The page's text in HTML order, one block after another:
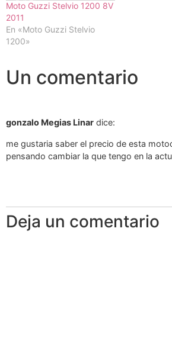
Moto Guzzi Stelvio 1200 8V
2011
En «Moto Guzzi Stelvio
1200»
Un comentario
gonzalo Megias Linar dice:
me gustaria saber el precio de esta
pensando cambiar la que tengo en la
Deja un comentario